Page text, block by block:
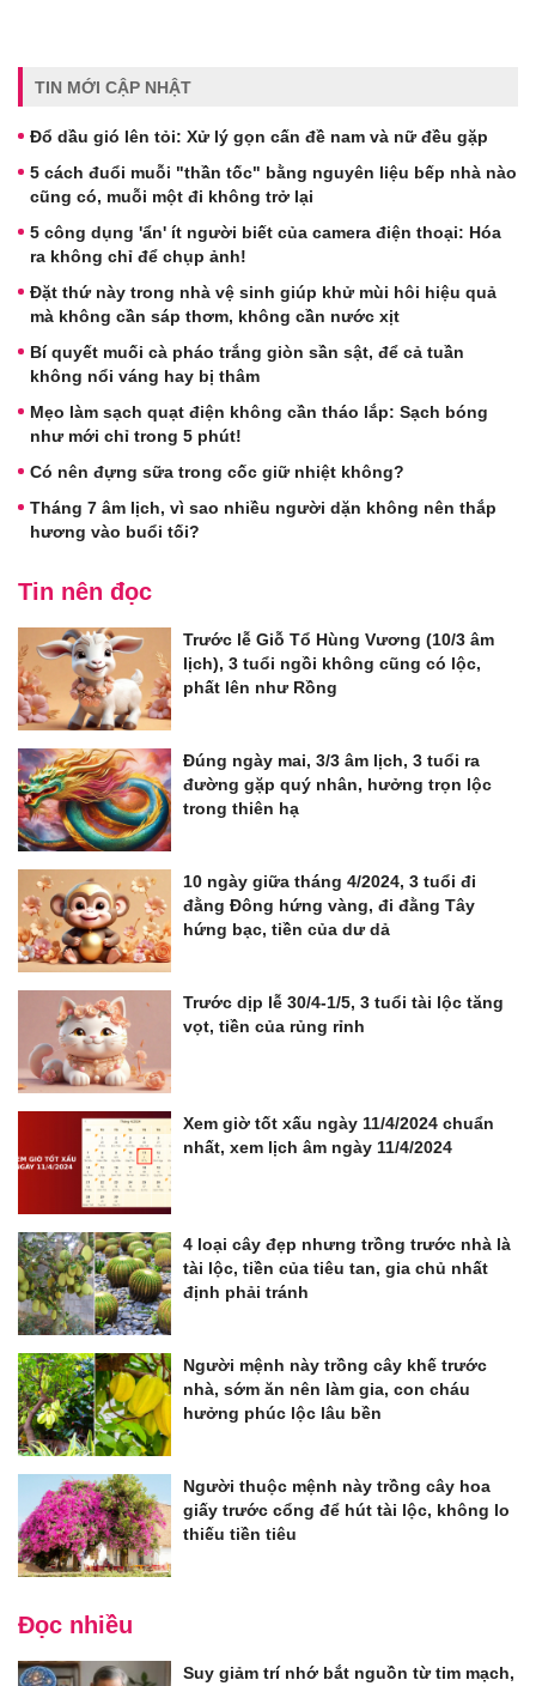
TIN MỚI CẬP NHẬT
Đổ dầu gió lên tỏi: Xử lý gọn cấn đề nam và nữ đều gặp
5 cách đuổi muỗi "thần tốc" bằng nguyên liệu bếp nhà nào
cũng có, muỗi một đi không trở lại
5 công dụng 'ẩn' ít người biết của camera điện thoại: Hóa
ra không chỉ để chụp ảnh!
Đặt thứ này trong nhà vệ sinh giúp khử mùi hôi hiệu quả
mà không cần sáp thơm, không cần nước xịt
Bí quyết muối cà pháo trắng giòn sần sật, để cả tuần
không nổi váng hay bị thâm
Mẹo làm sạch quạt điện không cần tháo lắp: Sạch bóng
như mới chỉ trong 5 phút!
Có nên đựng sữa trong cốc giữ nhiệt không?
Tháng 7 âm lịch, vì sao nhiều người dặn không nên thắp
hương vào buổi tối?
Tin nên đọc
Trước lễ Giỗ Tổ Hùng Vương (10/3 âm
lịch), 3 tuổi ngồi không cũng có lộc,
phất lên như Rồng
Đúng ngày mai, 3/3 âm lịch, 3 tuổi ra
đường gặp quý nhân, hưởng trọn lộc
trong thiên hạ
10 ngày giữa tháng 4/2024, 3 tuổi đi
đằng Đông hứng vàng, đi đằng Tây
hứng bạc, tiền của dư dả
Trước dịp lễ 30/4-1/5, 3 tuổi tài lộc tăng
vọt, tiền của rủng rỉnh
Xem giờ tốt xấu ngày 11/4/2024 chuẩn
nhất, xem lịch âm ngày 11/4/2024
4 loại cây đẹp nhưng trồng trước nhà là
tài lộc, tiền của tiêu tan, gia chủ nhất
định phải tránh
Người mệnh này trồng cây khế trước
nhà, sớm ăn nên làm gia, con cháu
hưởng phúc lộc lâu bền
Người thuộc mệnh này trồng cây hoa
giấy trước cổng để hút tài lộc, không lo
thiếu tiền tiêu
Đọc nhiều
Suy giảm trí nhớ bắt nguồn từ tim mạch,